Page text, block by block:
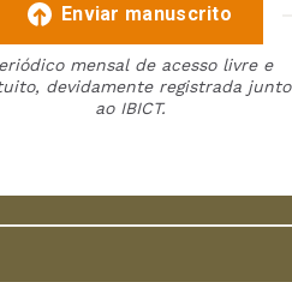
Enviar manuscrito
mensal de acesso livre e
devidamente registrada junto
ao IBICT.